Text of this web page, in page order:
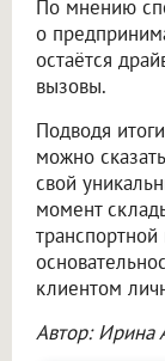
По мнению
о
остаётся
вызовы.
Подводя
можно
свой
момент
транспортной
клиентом
Автор: Ирина